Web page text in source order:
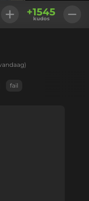
+1545
kudos
fail